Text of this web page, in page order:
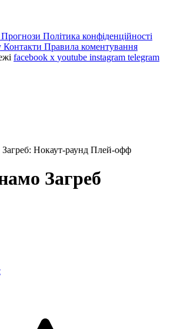
Прогнози Політика конфіденційності
Контакти Правила коментування
facebook x youtube instagram telegram
Нокаут-раунд Плей-офф
Загреб